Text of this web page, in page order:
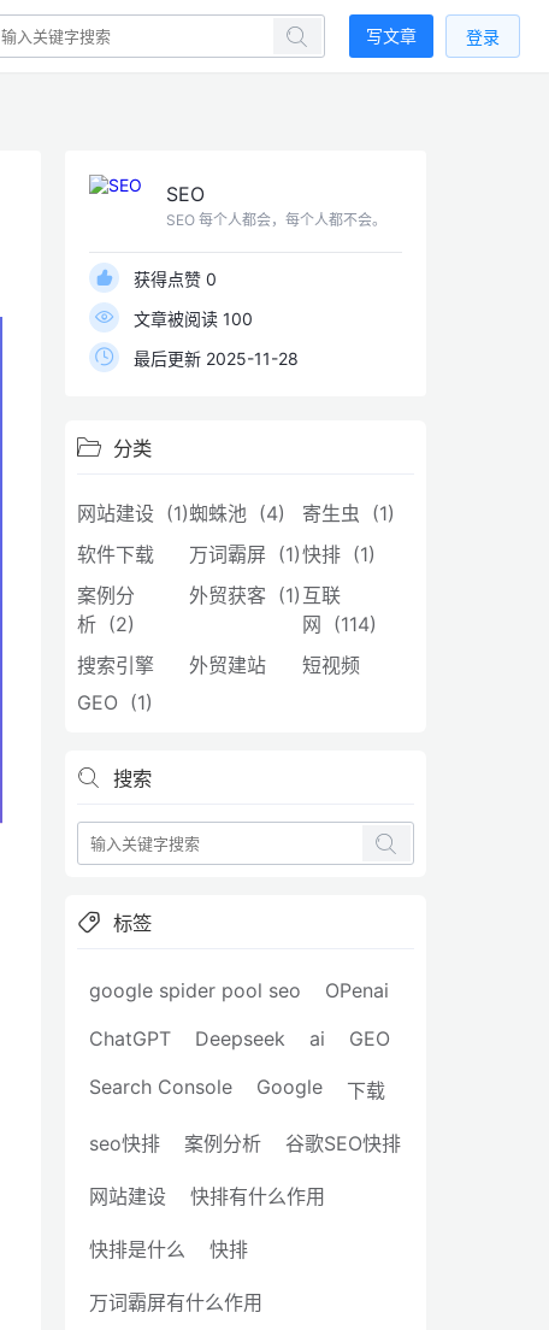
写文章 登录
SEO
SEO 每个人都会，每个人都不会。
获得点赞 0
文章被阅读 100
最后更新 2025-11-28
分类
网站建设 (1)蜘蛛池 (4)
寄生虫 (1)
软件下载
万词霸屏 (1)快排 (1)
案例分
析 (2)
外贸获客 (1) 互联
网 (114)
搜索引擎
外贸建站
短视频
GEO (1)
搜索
标签
google spider pool seo
OPenai
ChatGPT
Deepseek ai
GEO
Search Console
Google 下载
seo快排 案例分析 谷歌SEO快排
网站建设 快排有什么作用
快排是什么 快排
万词霸屏有什么作用